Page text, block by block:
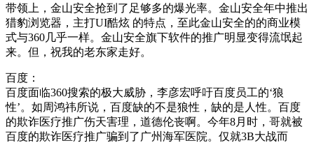
带领上，金山安全抢到了足够多的爆光率。金山安全年中推出
猎豹浏览器，主打UI酷炫 的特点，至此金山安全的的商业模
式与360几乎一样。金山安全旗下软件的推广明显变得流氓起
来。但，祝我的老东家走好。
百度：
百度面临360搜索的极大威胁，李彦宏呼吁百度员工的‘狼
性’。如周鸿祎所说，百度缺的不是狼性，缺的是人性。百度
的欺诈医疗推广伤天害理，道德伦丧啊。今年8月时，哥就被
百度的欺诈医疗推广骗到了广州海军医院。仅就3B大战而